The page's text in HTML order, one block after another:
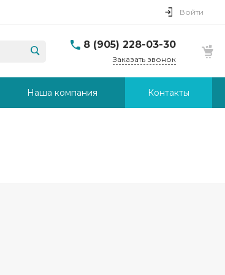
Войти
8 (905) 228-03-30
Заказать звонок
Наша компания Контакты